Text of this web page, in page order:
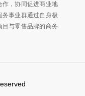
作，协同促进商业地
事业群通过自身极
与零售品牌的商务